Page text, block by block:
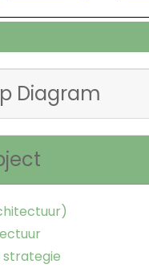
Diagram
strategie